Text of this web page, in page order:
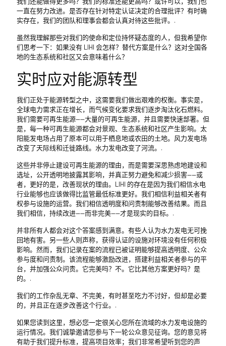
一直在努力改进。是否存在针对特定认证决定的合理批评？有时确
实存在，我们的团队和理事会都会认真对待这些批评。.
虽然我理解那些对我们的使命和定位持怀疑态度的人，但我希望你
们思考一下：如果没有 LIHI 会怎样？替代方案是什么？这对全国各
地的生态系统和社区又会意味着什么？
实时应对能源转型
我们正处于能源转型之中，这需要我们做出艰难的权衡。事实是，
全球电力需求正在增长，而气候变化要求我们逐步淘汰化石燃料。
我们需要可再生能源——大量的可再生能源，并且需要快速部署。但
是，每一种可再生能源都会对景观、生态系统和社区产生影响。太
阳能发电场占用了原本可以用于栖息地或农田的土地。风力发电场
改变了天际线和迁徙路线。水力发电改变了河流。.
这些并非停止建设可再生能源的理由，而是需要深思熟虑地建设和
选址，公开透明地披露其影响，并真正努力避免和减少损害——或
者，更好的是，改善现状的理由。LIHI 的存在是因为我们相信水电
行业能够也应该做得比监管最低标准更好。我们相信利益相关者有
权参与设施的运营。我们相信透明度和问责制能够改善结果。而且
我们相信，持续改进——而非完美——才是现实的目标。.
并非所有人都会对这个答案感到满意。有些人认为水力发电无可挽
回地有害。另一些人则声称，获得认证的设施对环境没有任何积极
影响。然而，我们记录在案的流程已被证明能够提高透明度、公众
参与度和问责制。该流程能够激励改进，搭建利益相关者参与的平
台，并加强公众问责。它完美吗？不。它比其他方案更好吗？是
的。.
我们的工作杂乱无章、不完美，有时甚至吃力不讨好，但却是必要
的，并且正在逐步改善这个行业。.
如果您读到这里，想必您一定很关心您所在流域的水力发电设施的
运行情况。我们诚挚邀请您参与下一轮公众意见征询。您的意见将
有助于我们提升标准，提高项目效率；我们非常希望听到您的声